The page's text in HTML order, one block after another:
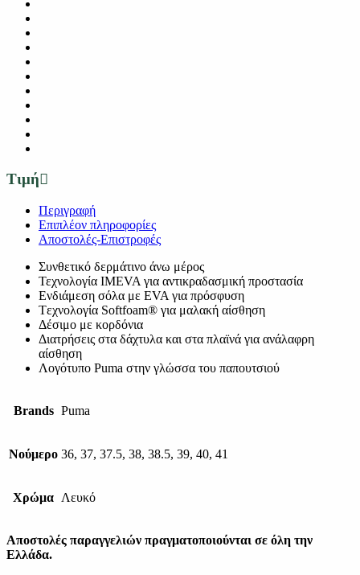
Τιμή
Περιγραφή
Επιπλέον πληροφορίες
Αποστολές-Επιστροφές
Συνθετικό δερμάτινο άνω μέρος
Τεχνολογία IMEVA για αντικραδασμική προστασία
Ενδιάμεση σόλα με EVA για πρόσφυση
Tεχνολογία Softfoam® για μαλακή αίσθηση
Δέσιμο με κορδόνια
Διατρήσεις στα δάχτυλα και στα πλαϊνά για ανάλαφρη
αίσθηση
Λογότυπο Puma στην γλώσσα του παπουτσιού
Brands Puma
Νούμερο 36, 37, 37.5, 38, 38.5, 39, 40, 41
Χρώμα Λευκό
Αποστολές παραγγελιών πραγματοποιούνται σε όλη την
Ελλάδα.